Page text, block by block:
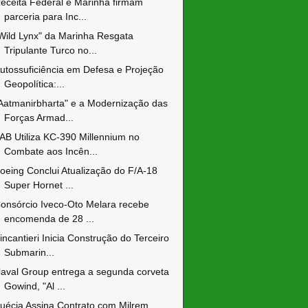
parceria para Inc...
Lynx" da Marinha Resgata
Tripulante Turco no...
em Defesa e Projeção
Geopolítica:...
e a Modernização das
Forças Armad...
Utiliza KC-390 Millennium no
Combate aos Incên...
Conclui Atualização do F/A-18
Super Hornet ...
Iveco-Oto Melara recebe
encomenda de 28 ...
Inicia Construção do Terceiro
Submarin...
Group entrega a segunda corveta
Gowind, "Al ...
Assina Contrato com Milrem